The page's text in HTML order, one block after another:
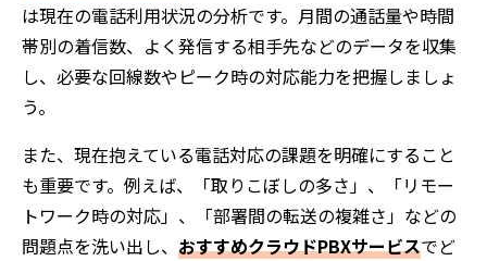
は現在の電話利用状況の分析です。月間の通話量や時間
帯別の着信数、よく発信する相手先などのデータを収集
し、必要な回線数やピーク時の対応能力を把握しましょ
う。
また、現在抱えている電話対応の課題を明確にすること
も重要です。例えば、「取りこぼしの多さ」、「リモー
トワーク時の対応」、「部署間の転送の複雑さ」などの
問題点を洗い出し、 おすすめクラウドPBXサービスでど